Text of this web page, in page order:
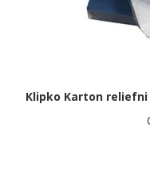
Klipko Karton reliefni